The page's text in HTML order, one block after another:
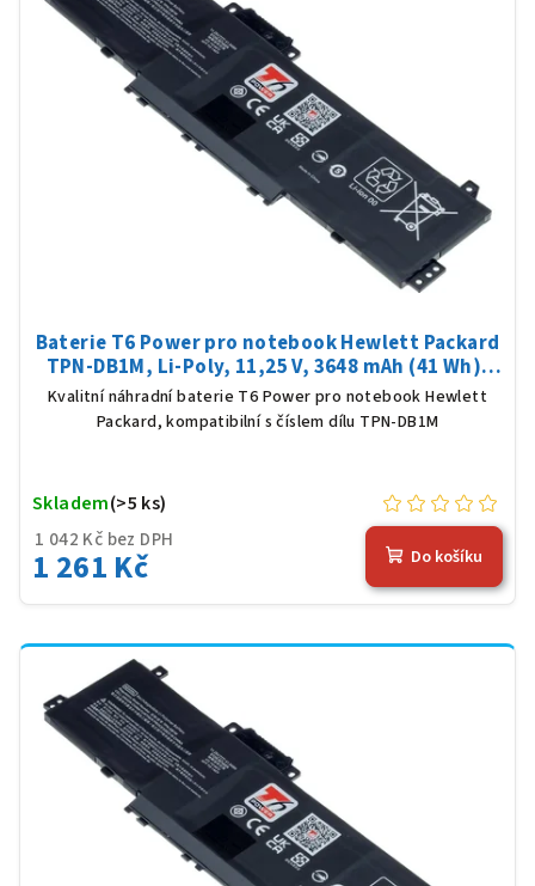
Baterie T6 Power pro notebook Hewlett Packard
TPN-DB1M, Li-Poly, 11,25 V, 3648 mAh (41 Wh),
černá
Kvalitní náhradní baterie T6 Power pro notebook Hewlett
Packard, kompatibilní s číslem dílu TPN-DB1M
1 042 Kč bez DPH
1 261 Kč
Skladem(>5 ks)
Do košíku